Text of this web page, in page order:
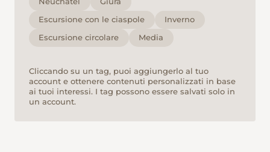
Escursione con le ciaspole
Inverno
Escursione circolare
Media
Cliccando su un tag, puoi aggiungerlo al tuo
account e ottenere contenuti personalizzati in base
ai tuoi interessi. I tag possono essere salvati solo in
un account.